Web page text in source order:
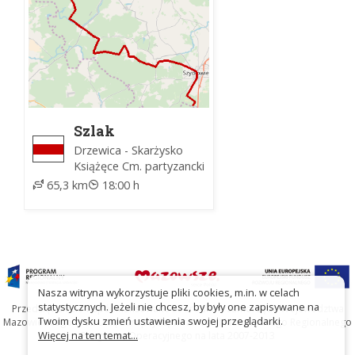
baraku.html
Szlak
partyzancki im.
mjr Henryka
Dobrzańskiego
"Hubala"
Drzewica - Skarżysko
Książęce Cm. partyzancki
65,3 km
18:00 h
Przedsięwzięcie współfinansowane ze środków Samorządu Województwa
Mazowieckiego oraz Unię Europejską w ramach Mazowieckiego Regionalnego
Programu Operacyjnego na lata 2007-2013
Nasza witryna wykorzystuje pliki cookies, m.in. w celach
statystycznych. Jeżeli nie chcesz, by były one zapisywane na
Twoim dysku zmień ustawienia swojej przeglądarki.
Więcej na ten temat...